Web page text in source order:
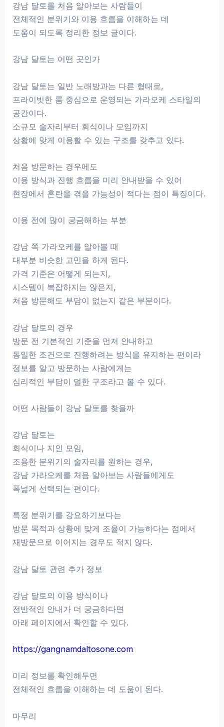
강남 달토를 처음 알아보는 사람들이
전체적인 분위기와 이용 흐름을 이해하는 데
도움이 되도록 정리한 정보 글이다.
강남 달토는 어떤 곳인가
강남 달토는 일반 노래방과는 다른 형태로,
프라이빗한 룸 중심으로 운영되는 가라오케 스타일의
공간이다.
소규모 술자리부터 회식이나 모임까지
상황에 맞게 이용할 수 있는 구조를 갖추고 있다.
처음 방문하는 경우에도
이용 방식과 진행 흐름을 미리 안내받을 수 있어
현장에서 혼란을 겪을 가능성이 적다는 점이 특징이다.
이용 전에 많이 궁금해하는 부분
강남 쪽 가라오케를 알아볼 때
대부분 비슷한 고민을 하게 된다.
가격 기준은 어떻게 되는지,
시스템이 복잡하지는 않은지,
처음 방문해도 부담이 없는지 같은 부분이다.
강남 달토의 경우
방문 전 기본적인 기준을 먼저 안내하고
동일한 조건으로 진행하려는 방식을 유지하는 편이라
정보를 알고 방문하는 사람에게는
심리적인 부담이 덜한 구조라고 볼 수 있다.
어떤 사람들이 강남 달토를 찾을까
강남 달토는
회식이나 지인 모임,
조용한 분위기의 술자리를 원하는 경우,
강남 가라오케를 처음 알아보는 사람들에게도
폭넓게 선택되는 편이다.
특정 분위기를 강요하기보다는
방문 목적과 상황에 맞게 조율이 가능하다는 점에서
재방문으로 이어지는 경우도 적지 않다.
강남 달토 관련 추가 정보
강남 달토의 이용 방식이나
전반적인 안내가 더 궁금하다면
아래 페이지에서 확인할 수 있다.
https://gangnamdaltosone.com
미리 정보를 확인해두면
전체적인 흐름을 이해하는 데 도움이 된다.
마무리